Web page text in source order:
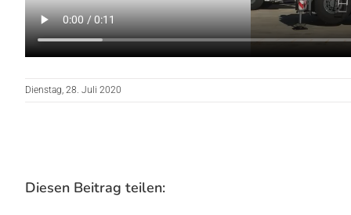
Dienstag, 28. Juli 2020
Diesen Beitrag teilen: